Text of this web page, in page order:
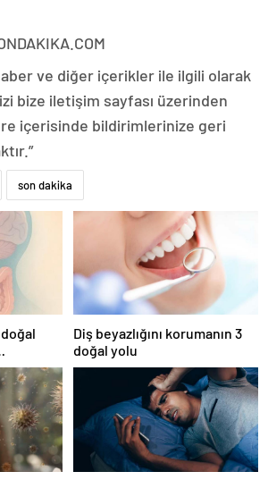
ve diğer içerikler ile ilgili olarak
bize iletişim sayfası üzerinden
içerisinde bildirimlerinize geri
son dakika
Diş beyazlığını korumanın 3
doğal yolu